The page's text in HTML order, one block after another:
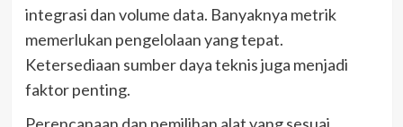
integrasi dan volume data. Banyaknya metrik
memerlukan pengelolaan yang tepat.
Ketersediaan sumber daya teknis juga menjadi
faktor penting.